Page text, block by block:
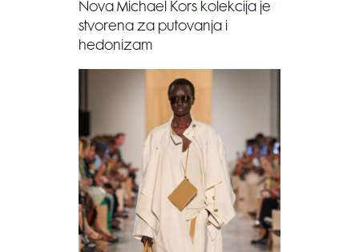
Nova Michael Kors kolekcija je
stvorena za putovanja i
hedonizam